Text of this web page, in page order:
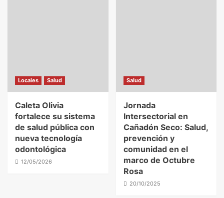
Locales Salud
Caleta Olivia
fortalece su sistema
de salud pública con
nueva tecnología
odontológica
12/05/2026
Salud
Jornada
Intersectorial en
Cañadón Seco: Salud,
prevención y
comunidad en el
marco de Octubre
Rosa
20/10/2025